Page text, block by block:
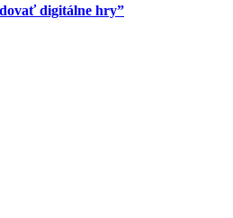
digitálne hry”